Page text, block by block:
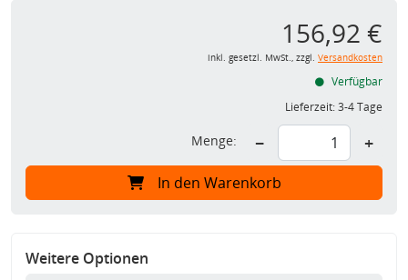
156,92 €
inkl. gesetzl. MwSt., zzgl. Versandkosten
Verfügbar
Lieferzeit:3-4 Tage
Menge: − +
In den Warenkorb
Weitere Optionen